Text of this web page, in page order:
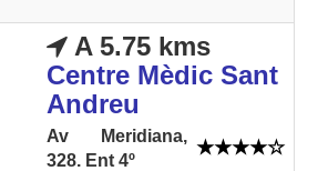
A 5.75 kms
Centre Mèdic Sant
Andreu
Av Meridiana,
328. Ent 4º